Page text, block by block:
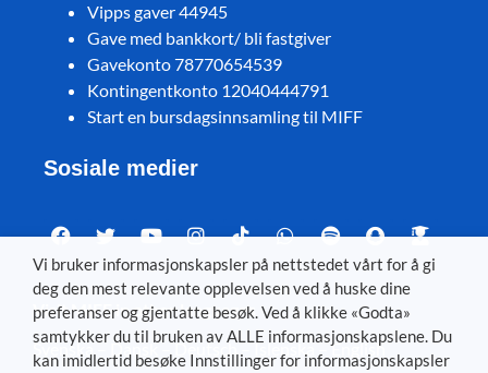
Vipps gaver 44945
Gave med bankkort/ bli fastgiver
Gavekonto 78770654539
Kontingentkonto 12040444791
Start en bursdagsinnsamling til MIFF
Sosiale medier
Visit MIFF in other languages
Svenska– Dansk–Deutsch–Íslenska–English
Vi bruker informasjonskapsler på nettstedet vårt for å gi
deg den mest relevante opplevelsen ved å huske dine
preferanser og gjentatte besøk. Ved å klikke «Godta»
samtykker du til bruken av ALLE informasjonskapslene. Du
kan imidlertid besøke Innstillinger for informasjonskapsler